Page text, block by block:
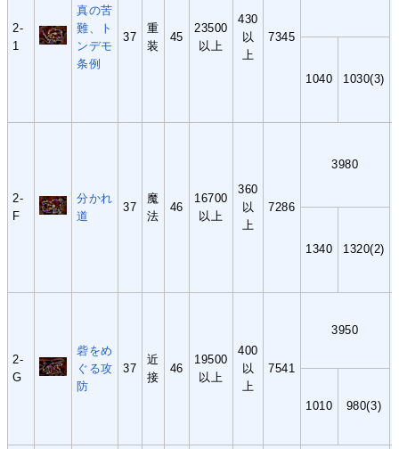
2-
1
真の苦
難、ト
ンデモ
条例
37
重
装
45
23500
以上
430
以
上
7345
1040 1030(3)
2-
F
分かれ
道
37
魔
法
46
16700
以上
360
以
上
7286
3980
1340 1320(2)
2-
G
砦をめ
ぐる攻
防
37
近
接
46
19500
以上
400
以
上
7541
3950
1010 980(3)